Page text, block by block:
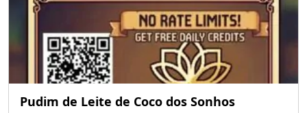
Pudim de Leite de Coco dos Sonhos